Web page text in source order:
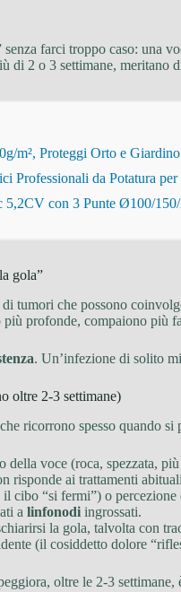
farci troppo caso: una
di 2 o 3 settimane,
m², Proteggi Orto e
da Potatura
con 3 Punte Ø100/
gola”
tumori che possono
più profonde, compaiono più
. Un’infezione di solito
oltre 2-3 settimane)
ricorrono spesso quando si
della voce (roca, spezzata,
risponde ai trattamenti
il cibo “si fermi”) o percezione
a linfonodi ingrossati.
la gola, talvolta con
(il cosiddetto dolore
oltre le 2-3